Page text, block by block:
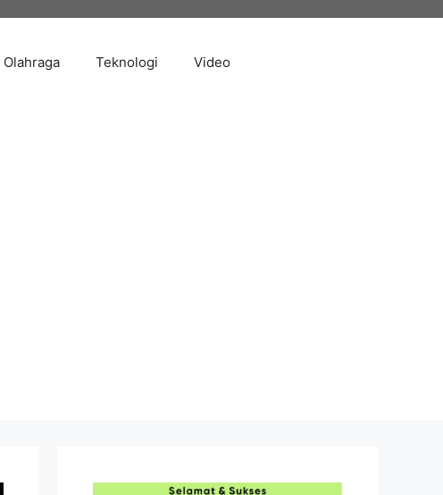
Olahraga Teknologi Video